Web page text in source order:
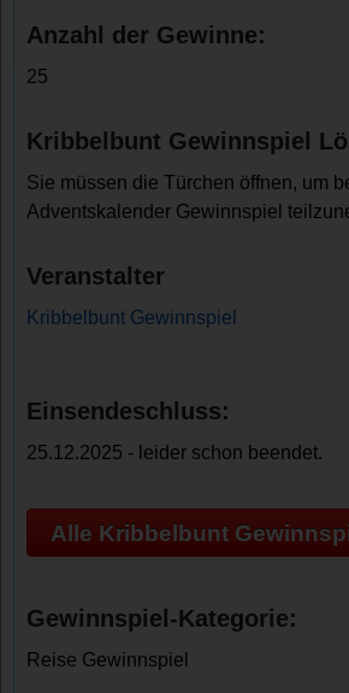
Anzahl der Gewinne:
25
Kribbelbunt Gewinnspiel
Sie müssen die Türchen öffnen, um
Adventskalender Gewinnspiel
Veranstalter
Kribbelbunt Gewinnspiel
Einsendeschluss:
25.12.2025 - leider schon beendet.
Alle Kribbelbunt
Gewinnspiel-Kategorie:
Reise Gewinnspiel